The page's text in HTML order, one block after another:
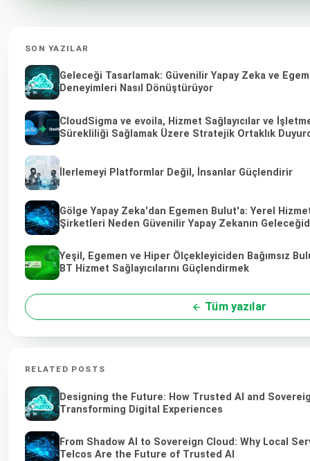
SON YAZILAR
Geleceği Tasarlamak: Güvenilir Yapay Zeka ve
Deneyimleri Nasıl Dönüştürüyor
CloudSigma ve evoila, Hizmet Sağlayıcılar ve
Sürekliliği Sağlamak Üzere Stratejik Ortaklık
İlerlemeyi Platformlar Değil, İnsanlar Güçlendirir
Gölge Yapay Zeka'dan Egemen Bulut'a: Yerel
Şirketleri Neden Güvenilir Yapay Zekanın
Yeşil, Egemen ve Hiper Ölçekleyiciden Bağımsız
BT Hizmet Sağlayıcılarını Güçlendirmek
Tüm yazılar
RELATED POSTS
Designing the Future: How Trusted AI and
Transforming Digital Experiences
From Shadow AI to Sovereign Cloud: Why Local
Telcos Are the Future of Trusted AI